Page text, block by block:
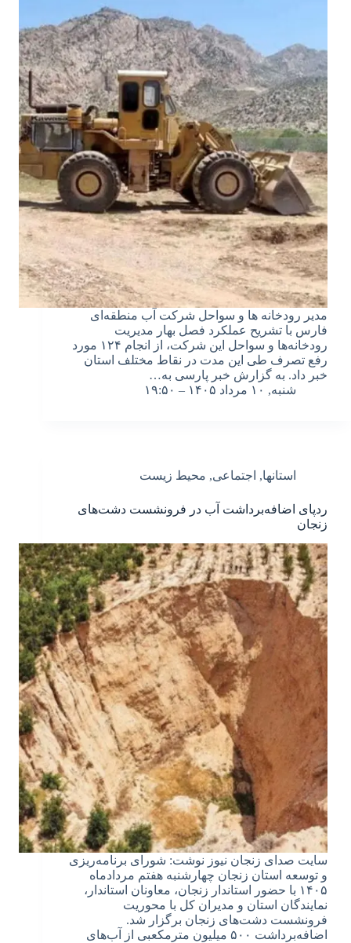
مدیر رودخانه ها و سواحل شرکت آب منطقه‌ای
فارس با تشریح عملکرد فصل بهار مدیریت
رودخانه‌ها و سواحل این شرکت، از انجام ۱۲۴ مورد
رفع تصرف طی این مدت در نقاط مختلف استان
خبر داد. به گزارش خبر پارسی به…
شنبه, ۱۰ مرداد ۱۴۰۵ – ۱۹:۵۰
استانها, اجتماعی, محیط زیست
ردپای اضافه‌برداشت آب در فرونشست دشت‌های
زنجان
سایت صدای زنجان نیوز نوشت: شورای برنامه‌ریزی
و توسعه استان زنجان چهارشنبه هفتم مردادماه
۱۴۰۵ با حضور استاندار زنجان، معاونان استاندار،
نمایندگان استان و مدیران کل با محوریت
فرونشست دشت‌های زنجان برگزار شد.
اضافه‌برداشت ۵۰۰ میلیون مترمکعبی از آب‌های